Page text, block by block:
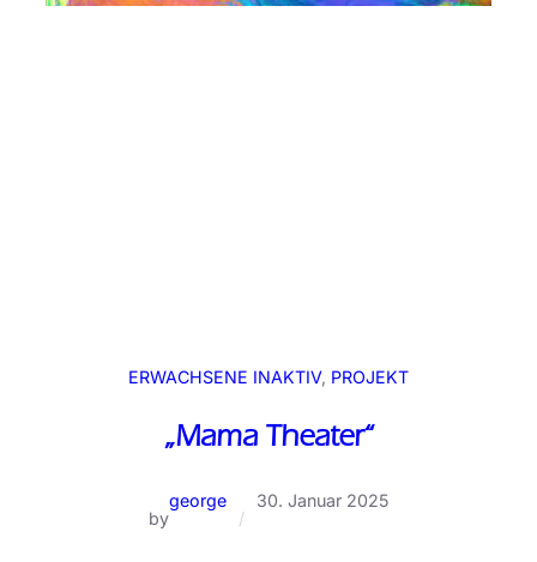
ERWACHSENE INAKTIV, PROJEKT
„Mama Theater“
by
george
/
30. Januar 2025